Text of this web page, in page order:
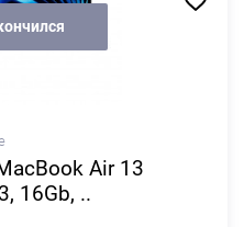
Air 13
16Gb, ..